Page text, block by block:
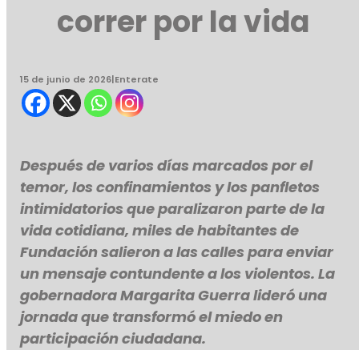
correr por la vida
15 de junio de 2026|Enterate
Después de varios días marcados por el
temor, los confinamientos y los panfletos
intimidatorios que paralizaron parte de la
vida cotidiana, miles de habitantes de
Fundación salieron a las calles para enviar
un mensaje contundente a los violentos. La
gobernadora Margarita Guerra lideró una
jornada que transformó el miedo en
participación ciudadana.